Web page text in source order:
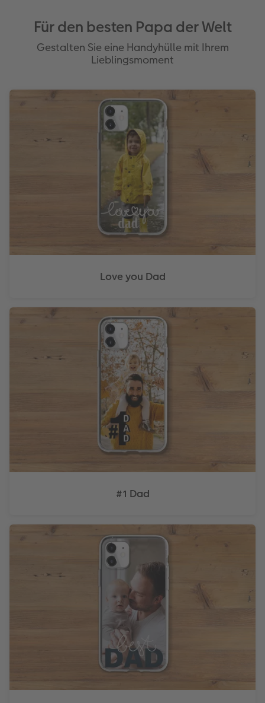
Für den besten Papa der Welt
Gestalten Sie eine Handyhülle mit Ihrem
Lieblingsmoment
Love you Dad
#1 Dad